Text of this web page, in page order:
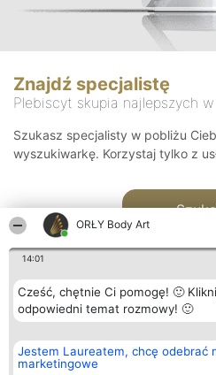
ORŁY Body Art
14:01
Cześć, chętnie Ci pomogę! 🙂
odpowiedni temat rozmowy! 🙂
Jestem Laureatem, chcę odebrać
marketingowe
Znajdź specjalistę
Plebiscyt skupia najlepszych
Szukasz specjalisty w pobliżu
wyszukiwarkę. Korzystaj tylko z
Organizator plebiscytu
Bright Side Solutions sp. z o.
o. sp. k.
Plebiscyt
Laureaci